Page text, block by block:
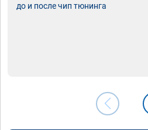
до и после чип тюнинга